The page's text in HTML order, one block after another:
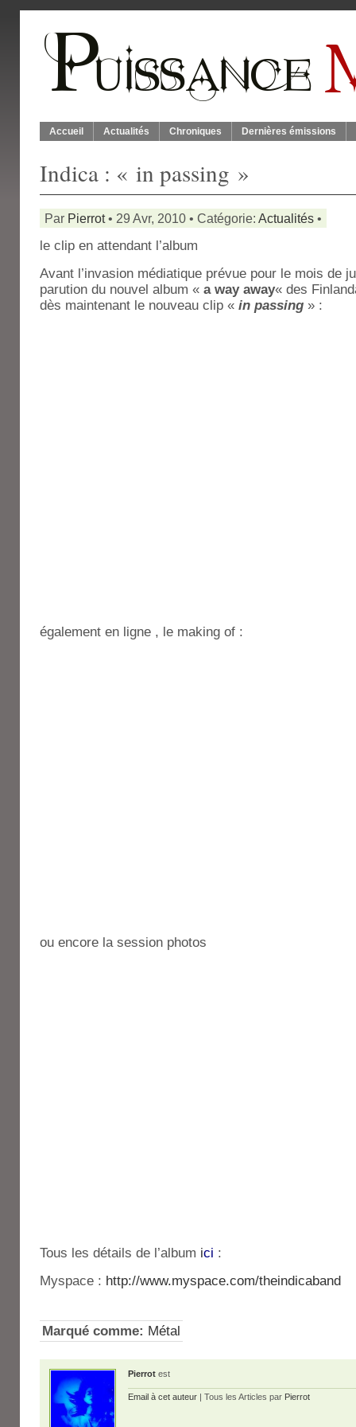
Accueil Actualités Chroniques Dernières émissions
Indica : « in passing »
Par Pierrot• 29 Avr, 2010 • Catégorie: Actualités •
le clip en attendant l’album
Avant l’invasion médiatique prévue pour le mois de
parution du nouvel album « a way away« des
dès maintenant le nouveau clip « in passing » :
également en ligne , le making of :
ou encore la session photos
Tous les détails de l’album ici :
Myspace : http://www.myspace.com/theindicaband
Marqué comme: Métal
Pierrot est
Email à cet auteur | Tous les Articles par Pierrot